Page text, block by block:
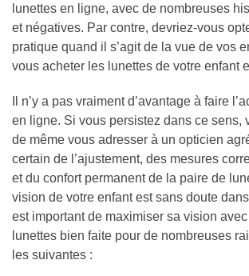
lunettes en ligne, avec de nombreuses
et négatives. Par contre, devriez-vous
pratique quand il s’agit de la vue de vos
vous acheter les lunettes de votre enfant
Il n’y a pas vraiment d’avantage à faire
en ligne. Si vous persistez dans ce sens,
de même vous adresser à un opticien
certain de l’ajustement, des mesures
et du confort permanent de la paire de
vision de votre enfant est sans doute
est important de maximiser sa vision
lunettes bien faite pour de nombreuses
les suivantes :